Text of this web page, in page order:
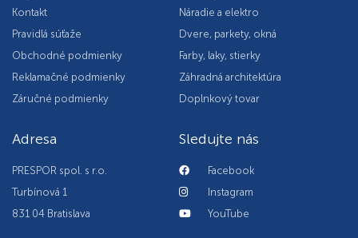
Kontakt
Pravidlá súťaže
Obchodné podmienky
Reklamačné podmienky
Záručné podmienky
Náradie a elektro
Dvere, parkety, okná
Farby, laky, stierky
Záhradná architektúra
Doplnkový tovar
Adresa
PRESPOR spol. s r.o.
Turbínová 1
831 04 Bratislava
Sledujte nás
Facebook
Instagram
YouTube